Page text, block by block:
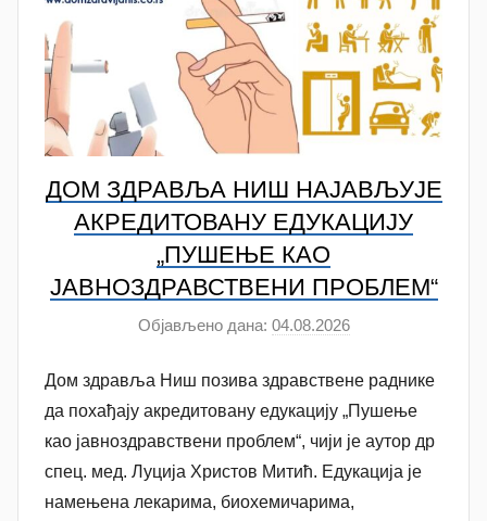
ДОМ ЗДРАВЉА НИШ НАЈАВЉУЈЕ
АКРЕДИТОВАНУ ЕДУКАЦИЈУ
„ПУШЕЊЕ КАО
ЈАВНОЗДРАВСТВЕНИ ПРОБЛЕМ“
Објављено дана: 04.08.2026а
т
о
р
A
Дом здравља Ниш позива здравствене раднике
да похађају акредитовану едукацију „Пушење
као јавноздравствени проблем“, чији је аутор др
спец. мед. Луција Христов Митић. Едукација је
намењена лекарима, биохемичарима,